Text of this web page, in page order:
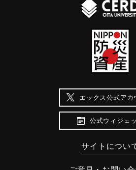
エックス公式アカ
公式ウィジェ
サイトについ